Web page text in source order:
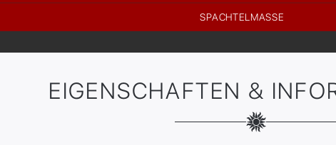
SPACHTELMASSE
EIGENSCHAFTEN &